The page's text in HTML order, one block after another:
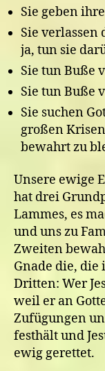
Sie geben
Sie
ja, tun sie
Sie tun Buße
Sie tun Buße
Sie suchen
großen
bewahrt zu
Unsere ewige
hat drei
Lammes, es
und uns zu
Zweiten
Gnade die,
Dritten: Wer
weil er an
Zufügungen
festhält und
ewig gerettet.